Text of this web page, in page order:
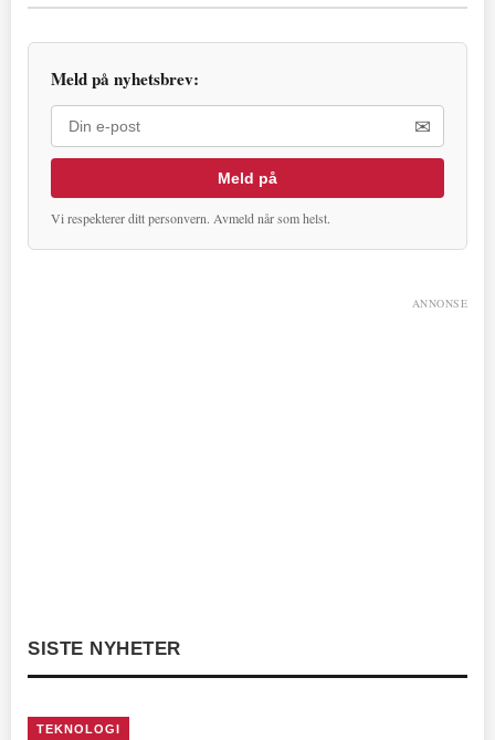
Meld på nyhetsbrev:
✉
Meld på
Vi respekterer ditt personvern. Avmeld når som helst.
ANNONSE
SISTE NYHETER
TEKNOLOGI